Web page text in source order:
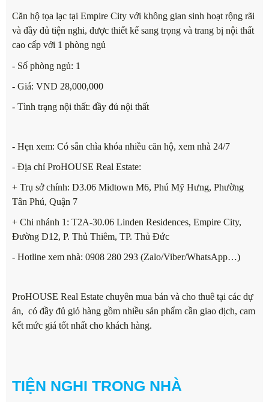
Căn hộ tọa lạc tại Empire City với không gian sinh hoạt rộng rãi
và đầy đủ tiện nghi, được thiết kế sang trọng và trang bị nội thất
cao cấp với 1 phòng ngủ
- Số phòng ngủ: 1
- Giá: VND 28,000,000
- Tình trạng nội thất: đầy đủ nội thất
- Hẹn xem: Có sẵn chìa khóa nhiều căn hộ, xem nhà 24/7
- Địa chỉ ProHOUSE Real Estate:
+ Trụ sở chính: D3.06 Midtown M6, Phú Mỹ Hưng, Phường
Tân Phú, Quận 7
+ Chi nhánh 1: T2A-30.06 Linden Residences, Empire City,
Đường D12, P. Thủ Thiêm, TP. Thủ Đức
- Hotline xem nhà: 0908 280 293 (Zalo/Viber/WhatsApp…)
ProHOUSE Real Estate chuyên mua bán và cho thuê tại các dự
án, có đầy đủ giỏ hàng gồm nhiều sản phẩm cần giao dịch, cam
kết mức giá tốt nhất cho khách hàng.
TIỆN NGHI TRONG NHÀ